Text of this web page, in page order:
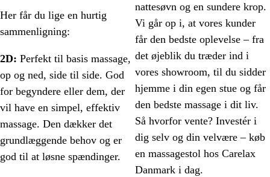
Her får du lige en hurtig
sammenligning:
2D: Perfekt til basis massage,
op og ned, side til side. God
for begyndere eller dem, der
vil have en simpel, effektiv
massage. Den dækker det
grundlæggende behov og er
god til at løsne spændinger.
nattesøvn og en sundere krop.
Vi går op i, at vores kunder
får den bedste oplevelse – fra
det øjeblik du træder ind i
vores showroom, til du sidder
hjemme i din egen stue og får
den bedste massage i dit liv.
Så hvorfor vente? Investér i
dig selv og din velvære – køb
en massagestol hos Carelax
Danmark i dag.